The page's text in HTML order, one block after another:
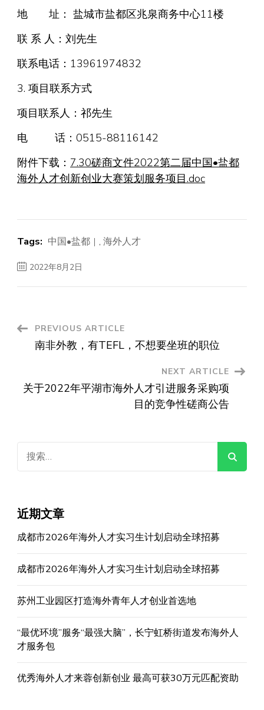
地 址： 盐城市盐都区兆泉商务中心11楼
联 系 人：刘先生
联系电话：13961974832
3. 项目联系方式
项目联系人：祁先生
电 话：0515-88116142
附件下载： 7.30磋商文件2022第二届中国•盐都
海外人才创新创业大赛策划服务项目.doc
Tags: 中国•盐都 , 海外人才
2022年8月2日
Post
Navigation
PREVIOUS ARTICLE
南非外教，有TEFL，不想要坐班的职位
NEXT ARTICLE
关于2022年平湖市海外人才引进服务采购项
目的竞争性磋商公告
索：
近期文章
成都市2026年海外人才实习生计划启动全球招募
成都市2026年海外人才实习生计划启动全球招募
苏州工业园区打造海外青年人才创业首选地
“最优环境”服务“最强大脑”，长宁虹桥街道发布海外人
才服务包
优秀海外人才来蓉创新创业 最高可获30万元匹配资助